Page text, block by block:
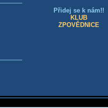
Přidej se k nám!!
KLUB
ZPOVĚDNICE